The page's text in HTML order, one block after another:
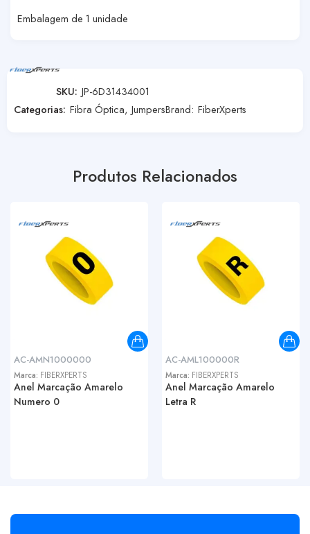
Embalagem de 1 unidade
SKU: JP-6D31434001
Categorias: Fibra Óptica, JumpersBrand: FiberXperts
Produtos Relacionados
AC-AMN1000000
Marca: FIBERXPERTS
Anel Marcação Amarelo
Numero 0
AC-AML100000R
Marca: FIBERXPERTS
Anel Marcação Amarelo
Letra R